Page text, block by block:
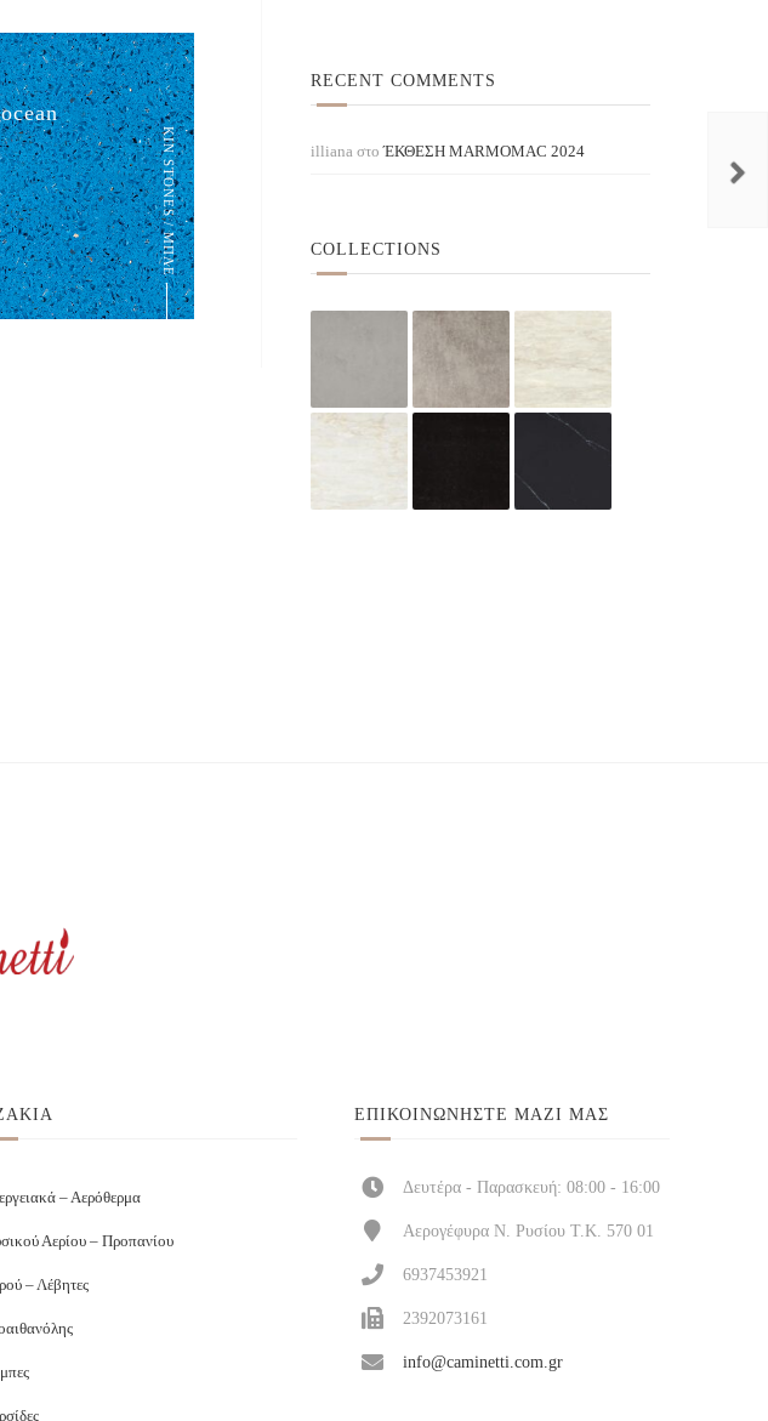
KIN STONES / ΜΠΛΕ
Bianco Delicato
KIN STONES / ΛΕΥΚΟ
Aqua Marine
RECENT COMMENTS
illiana στοΈΚΘΕΣΗ ΜARMOMAC 2024
COLLECTIONS
– Αερόθερμα
Αερίου – Προπανίου
– Λέβητες
ΕΠΙΚΟΙΝΩΝΉΣΤΕ ΜΑΖΊ ΜΑΣ
Δευτέρα - Παρασκευή: 08:00 - 16:00
Αερογέφυρα Ν. Ρυσίου Τ.Κ. 570 01
6937453921
2392073161
info@caminetti.com.gr